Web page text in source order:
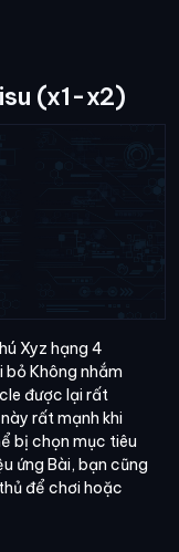
(x1-x2)
Xyz hạng 4
Không nhắm
được lại rất
rất mạnh khi
bị chọn mục tiêu
ứng Bài, bạn cũng
để chơi hoặc